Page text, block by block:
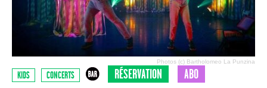
Photos (c) Bartholomeo La Punzina
KIDS CONCERTS RÉSERVATION ABO